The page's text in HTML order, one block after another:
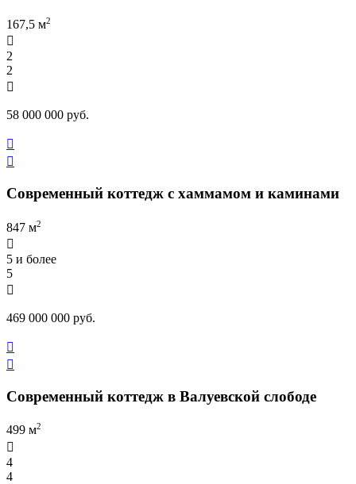
167,5 м2

2
2

58 000 000 руб.


Современный коттедж с хаммамом и каминами
847 м2

5 и более
5

469 000 000 руб.


Современный коттедж в Валуевской слободе
499 м2

4
4